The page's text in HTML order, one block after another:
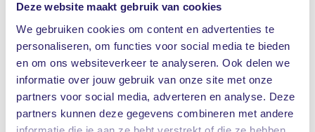
Deze website maakt gebruik van cookies
We gebruiken cookies om content en advertenties te
personaliseren, om functies voor social media te bieden
en om ons websiteverkeer te analyseren. Ook delen we
informatie over jouw gebruik van onze site met onze
partners voor social media, adverteren en analyse. Deze
partners kunnen deze gegevens combineren met andere
subsidiepotjes beschikbaar. Naast de traditionele
subsidies op losse verduurzamende maatregelen zijn er
ook steeds vaker subsidies beschikbaar voor mensen die
gasloos of energieneutraal gaan wonen.